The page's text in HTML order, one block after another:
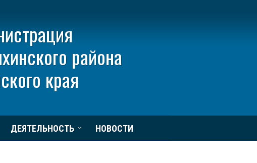
района
края
ДЕЯТЕЛЬНОСТЬ НОВОСТИ